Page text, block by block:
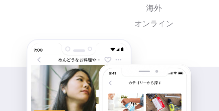
海外
オンライン